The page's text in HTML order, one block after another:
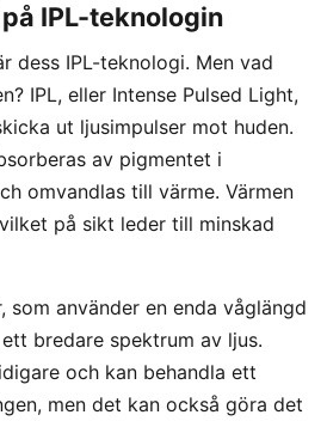
IPL-teknologin
dess IPL-teknologi. Men vad
IPL, eller Intense Pulsed Light,
ut ljusimpulser mot huden.
av pigmentet i
omvandlas till värme. Värmen
på sikt leder till minskad
som använder en enda våglängd
bredare spektrum av ljus.
och kan behandla ett
men det kan också göra det